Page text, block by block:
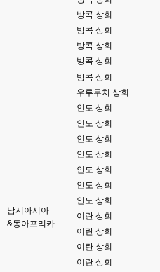
방콕 상회
방콕 상회
방콕 상회
방콕 상회
방콕 상회
남서아시아
&동아프리카
우루무치 상회
인도 상회
인도 상회
인도 상회
인도 상회
인도 상회
인도 상회
인도 상회
이란 상회
이란 상회
이란 상회
이란 상회
상정제도가 모형정원..
구상의 모형정원 눌러보시면 아 저거
제가 상정제도는 해본거같은데 구상의
밑에 모형정원 php 본이나 cgi번역판본
채팅창 위에 갑자기
빈 API 응답입니다. 라고 뜨는데 이건